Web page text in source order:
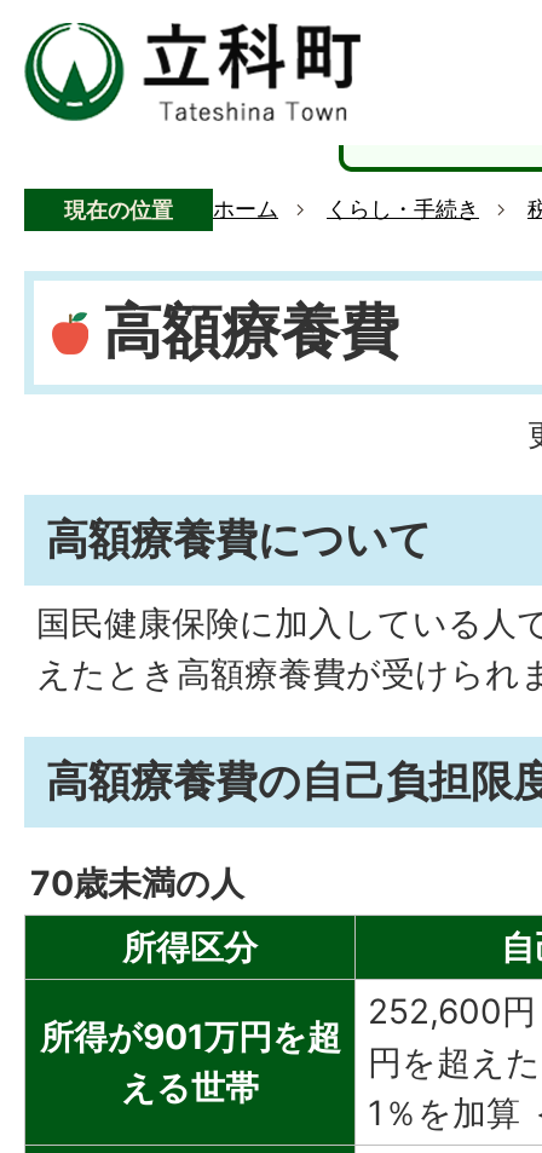
現在の位置 ホーム くらし・手続き
高額療養費
高額療養費について
国民健康保険に加入している人
えたとき高額療養費が受けられ
高額療養費の自己負担限
70歳未満の人
所得区分
所得が901万円を超
える世帯
252,600
円を超え
1％を加算